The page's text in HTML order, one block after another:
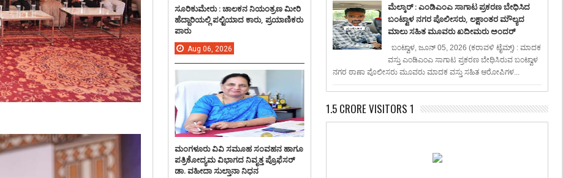
ಮೆಲ್ಕಾರ್ : ಎಂಡಿಎಂಎ ಸಾಗಾಟ ಪ್ರಕರಣ ಬೇಧಿಸಿದ
ಬಂಟ್ವಾಳ ನಗರ ಪೊಲೀಸರು, ಲಕ್ಷಾಂತರ ಮೌಲ್ಯದ
ಮಾಲು ಸಹಿತ ಮೂವರು ಖದೀಮರು ಅಂದರ್
ಬಂಟ್ವಾಳ, ಜೂನ್ 05, 2026 (ಕರಾವಳಿ ಟೈಮ್ಸ್) : ಮಾದಕ
ವಸ್ತು ಎಂಡಿಎಂಎ ಸಾಗಾಟ ಪ್ರಕರಣ ಬೇಧಿಸಿರುವ ಬಂಟ್ವಾಳ
ನಗರ ಠಾಣಾ ಪೊಲೀಸರು ಮೂವರು ಮಾದಕ ವಸ್ತು ಸಹಿತ ಆರೋಪಿಗಳ...
1.5 CRORE VISITORS 1
ಸೂರಿಕುಮೇರು : ಚಾಲಕನ ನಿಯಂತ್ರಣ ಮೀರಿ
ಹೆದ್ದಾರಿಯಲ್ಲಿ ಪಲ್ಟಿಯಾದ ಕಾರು, ಪ್ರಯಾಣಿಕರು
ಪಾರು
Aug 06, 2026
ಮಂಗಳೂರು ವಿವಿ ಸಮೂಹ ಸಂವಹನ ಹಾಗೂ
ಪತ್ರಿಕೋದ್ಯಮ ವಿಭಾಗದ ನಿವೃತ್ತ ಪ್ರೊಫೆಸರ್
ಡಾ. ವಹೀದಾ ಸುಲ್ತಾನಾ ನಿಧನ